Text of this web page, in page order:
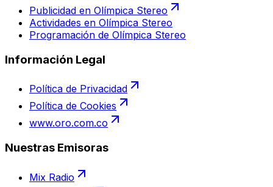
Publicidad en Olímpica Stereo
Actividades en Olímpica Stereo
Programación de Olímpica Stereo
Información Legal
Política de Privacidad
Política de Cookies
www.oro.com.co
Nuestras Emisoras
Mix Radio